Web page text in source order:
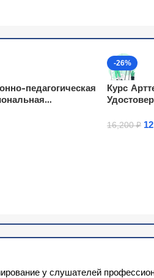
педагогическая
-26%
Курс
16,200₽
у слушателей